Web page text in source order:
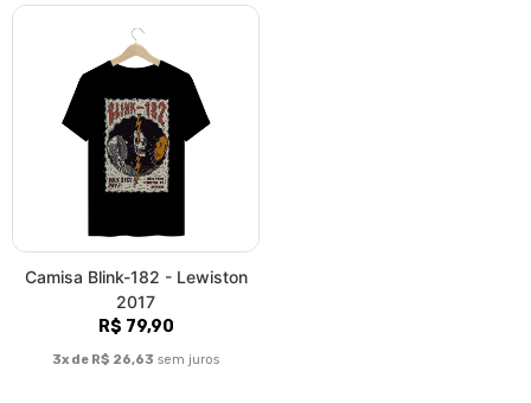
Camisa Blink-182 - Lewiston
2017
R$ 79,90
3x de R$ 26,63 sem juros